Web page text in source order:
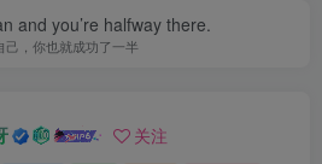
and you’re halfway there.
己，你也就成功了一半
关注